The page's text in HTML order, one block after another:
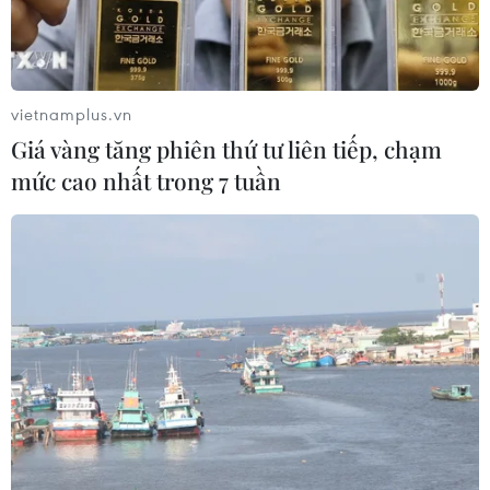
Ông Pedro Luis Pedroso. (Nguồn: Vanguardia.cu)
Ngày 14/10, tại thủ đô La Habana, các quan chức
Cuba và Mỹ đã tiến hành vòng 2 của cuộc đối
thoại nhân quyền.
Dẫn đầu đoàn đàm phán Cuba là Vụ phó Vụ Đa
vietnamplus.vn
Giá vàng tăng phiên thứ tư liên tiếp, chạm
mức cao nhất trong 7 tuần